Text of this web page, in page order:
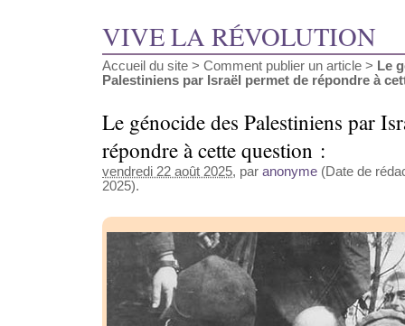
VIVE LA RÉVOLUTION
Accueil du site > Comment publier un article > Le
Palestiniens par Israël permet de répondre à
Le génocide des Palestiniens par
répondre à cette question :
vendredi 22 août 2025, par anonyme (Date de
2025).